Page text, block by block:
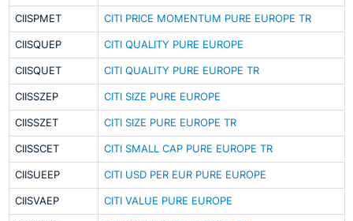
CIISPMET CITI PRICE MOMENTUM PURE EUROPE TR
CIISQUEP CITI QUALITY PURE EUROPE
CIISQUET CITI QUALITY PURE EUROPE TR
CIISSZEP CITI SIZE PURE EUROPE
CIISSZET CITI SIZE PURE EUROPE TR
CIISSCET CITI SMALL CAP PURE EUROPE TR
CIISUEEP CITI USD PER EUR PURE EUROPE
CIISVAEP CITI VALUE PURE EUROPE